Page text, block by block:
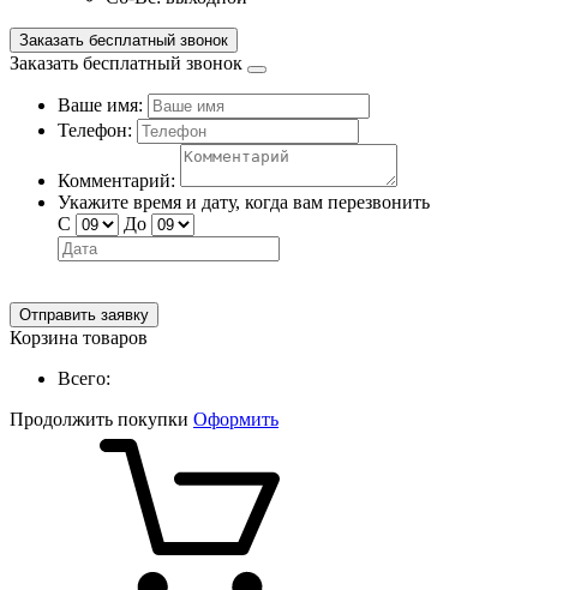
Заказать бесплатный звонок
Заказать бесплатный звонок
Ваше имя:
Телефон:
Комментарий:
Укажите время и дату, когда вам перезвонить
С
До
Отправить заявку
Корзина товаров
Всего:
Продолжить покупки Оформить